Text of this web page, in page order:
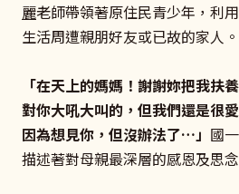
麗老師帶領著原住民青少年，利
生活周遭親朋好友或已故的家人。
「在天上的媽媽！謝謝妳把我扶
對你大吼大叫的，但我們還是很
因為想見你，但沒辦法了…」 國
描述著對母親最深層的感恩及思